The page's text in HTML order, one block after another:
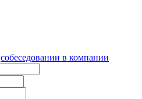
собеседовании в компании